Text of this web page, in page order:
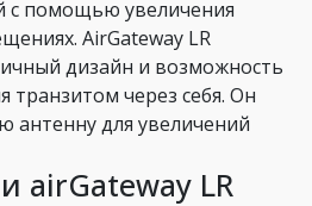
с помощью увеличения
AirGateway LR
дизайн и возможность
транзитом через себя. Он
для увеличений
airGateway LR